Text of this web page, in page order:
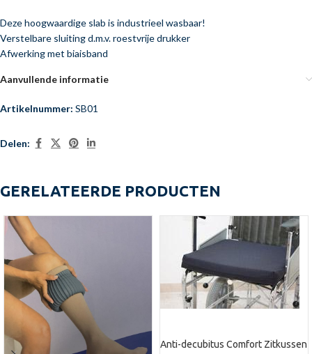
Deze hoogwaardige slab is industrieel wasbaar!
Verstelbare sluiting d.m.v. roestvrije drukker
Afwerking met biaisband
Aanvullende informatie
Artikelnummer: SB01
Delen:
GERELATEERDE PRODUCTEN
Anti-decubitus Comfort Zitkussen